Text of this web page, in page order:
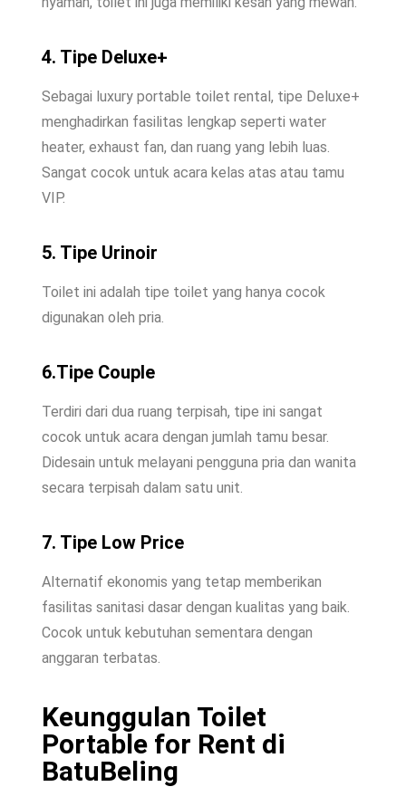
4. Tipe Deluxe+
Sebagai luxury portable toilet rental, tipe Deluxe+
menghadirkan fasilitas lengkap seperti water
heater, exhaust fan, dan ruang yang lebih luas.
Sangat cocok untuk acara kelas atas atau tamu
VIP.
5. Tipe Urinoir
Toilet ini adalah tipe toilet yang hanya cocok
digunakan oleh pria.
6.Tipe Couple
Terdiri dari dua ruang terpisah, tipe ini sangat
cocok untuk acara dengan jumlah tamu besar.
Didesain untuk melayani pengguna pria dan wanita
secara terpisah dalam satu unit.
7. Tipe Low Price
Alternatif ekonomis yang tetap memberikan
fasilitas sanitasi dasar dengan kualitas yang baik.
Cocok untuk kebutuhan sementara dengan
anggaran terbatas.
Keunggulan Toilet
Portable for Rent di
BatuBeling